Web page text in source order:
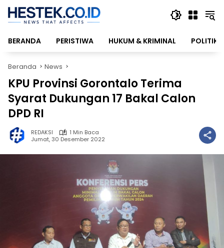
Langsung
konten
BERANDA
PERISTIWA HUKUM & KRIMINAL POLITIK
Beranda News
KPU Provinsi Gorontalo Terima
Syarat Dukungan 17 Bakal Calon
DPD RI
REDAKSI
1 Min Baca
Jumat, 30 Desember 2022